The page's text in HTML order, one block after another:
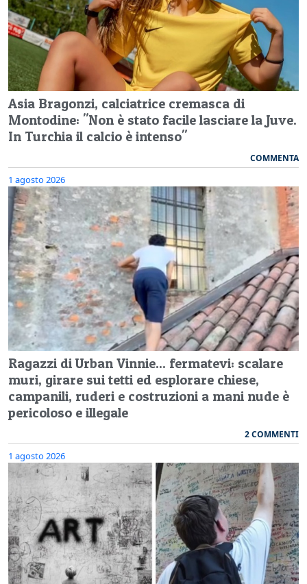
Asia Bragonzi, calciatrice cremasca di
Montodine: "Non è stato facile lasciare la Juve.
In Turchia il calcio è intenso"
COMMENTA
1 agosto 2026
Ragazzi di Urban Vinnie... fermatevi: scalare
muri, girare sui tetti ed esplorare chiese,
campanili, ruderi e costruzioni a mani nude è
pericoloso e illegale
2 COMMENTI
1 agosto 2026